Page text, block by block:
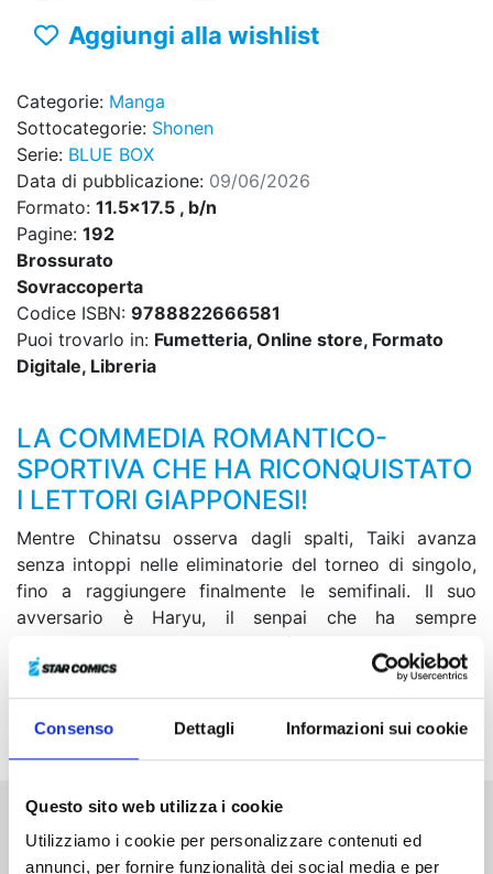
Consenso Dettagli Informazioni sui cookie
Questo sito web utilizza i cookie
Utilizziamo i cookie per personalizzare contenuti ed
annunci, per fornire funzionalità dei social media e per
Aggiungi alla wishlist
Categorie: Manga
Sottocategorie: Shonen
Serie: BLUE BOX
Data di pubblicazione: 09/06/2026
Formato: 11.5x17.5 , b/n
Pagine: 192
Brossurato
Sovraccoperta
Codice ISBN: 9788822666581
Puoi trovarlo in: Fumetteria, Online store, Formato
Digitale, Libreria
LA COMMEDIA ROMANTICO-
SPORTIVA CHE HA RICONQUISTATO
I LETTORI GIAPPONESI!
Mentre Chinatsu osserva dagli spalti, Taiki avanza
senza intoppi nelle eliminatorie del torneo di singolo,
fino a raggiungere finalmente le semifinali. Il suo
avversario è Haryu, il senpai che ha sempre
ammirato... Chi dei due riuscirà ad avere la meglio
conquistando così un posto per il Campionato
Nazionale? I sentimenti del senpai e quelli del suo
kohai stanno per scontrarsi!
Altri volumi della serie